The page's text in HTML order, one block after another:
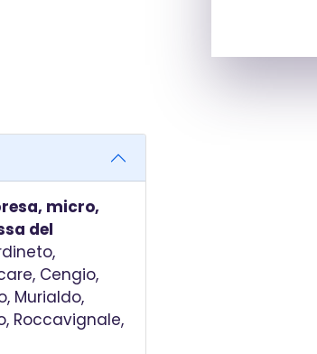
micro,
del
Cengio,
Murialdo,
Roccavignale,